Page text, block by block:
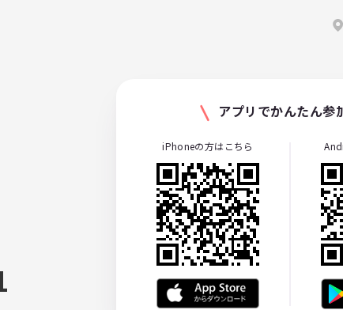
アプリでかんたん参
iPhoneの方はこちら